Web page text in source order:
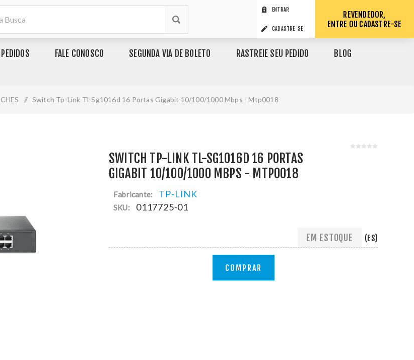
ENTRAR
CADASTRE-SE
REVENDEDOR,
ENTRE OU CADASTRE-SE
FALE CONOSCO SEGUNDA VIA DE BOLETO RASTREIE SEU PEDIDO BLOG
/ Switch Tp-Link Tl-Sg1016d 16 Portas Gigabit 10/100/1000 Mbps - Mtp0018
SWITCH TP-LINK TL-SG1016D 16 PORTAS
GIGABIT 10/100/1000 MBPS - MTP0018
Fabricante: TP-LINK
SKU: 0117725-01
EM ESTOQUE (ES)
COMPRAR